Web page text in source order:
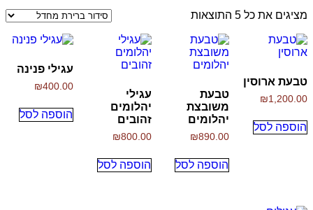
מציגים את כל ⁦5⁩ התוצאות
טבעת ארוסין
₪1,200.00
הוספה לסל
טבעת
משובצת
יהלומים
₪890.00
הוספה לסל
עגילי
יהלומים
זהובים
₪800.00
הוספה לסל
עגילי פנינה
₪400.00
הוספה לסל